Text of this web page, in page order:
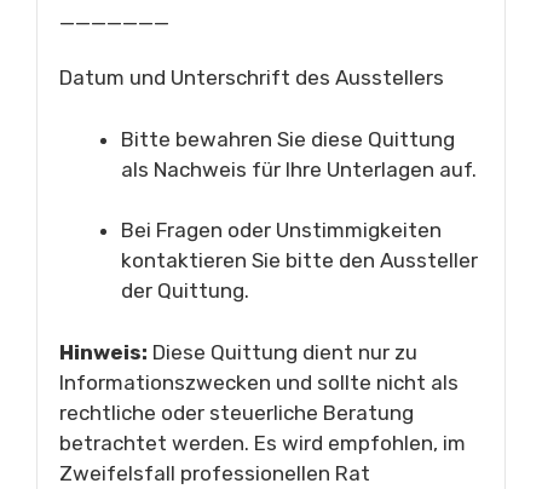
Datum und Unterschrift des Ausstellers
Bitte bewahren Sie diese Quittung
als Nachweis für Ihre Unterlagen auf.
Bei Fragen oder Unstimmigkeiten
kontaktieren Sie bitte den Aussteller
der Quittung.
Hinweis: Diese Quittung dient nur zu
Informationszwecken und sollte nicht als
rechtliche oder steuerliche Beratung
betrachtet werden. Es wird empfohlen, im
Zweifelsfall professionellen Rat